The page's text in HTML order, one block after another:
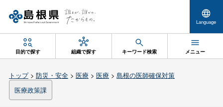
Language
目的で探す 組織で探す キーワード検索 メニュー
トップ> 防災・安全> 医療 > 医療 > 島根の医師確保対策
医療政策課